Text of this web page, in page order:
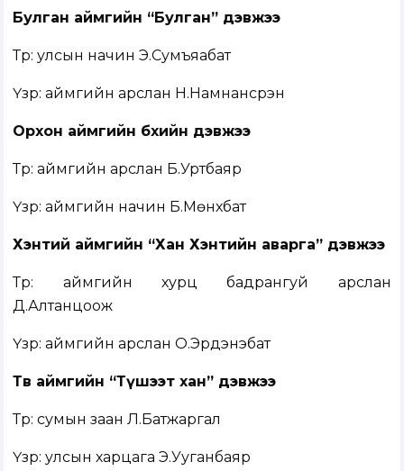
Булган аймгийн “Булган” дэвжээ
Түрүү: улсын начин Э.Сумъяабат
Үзүүр: аймгийн арслан Н.Намнансүрэн
Орхон аймгийн бөхийн дэвжээ
Түрүү: аймгийн арслан Б.Уртбаяр
Үзүүр: аймгийн начин Б.Мөнхбат
Хэнтий аймгийн “Хан Хэнтийн аварга” дэвжээ
Түрүү: аймгийн хурц бадрангуй арслан
Д.Алтанцоож
Үзүүр: аймгийн арслан О.Эрдэнэбат
Төв аймгийн “Түшээт хан” дэвжээ
Түрүү: сумын заан Л.Батжаргал
Үзүүр: улсын харцага Э.Ууганбаяр